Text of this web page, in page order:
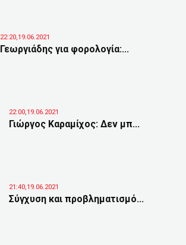
22:20,19.06.2021
Γεωργιάδης για φορολογία:...
22:00,19.06.2021
Γιώργος Καραμίχος: Δεν μπ...
21:40,19.06.2021
Σύγχυση και προβληματισμό...